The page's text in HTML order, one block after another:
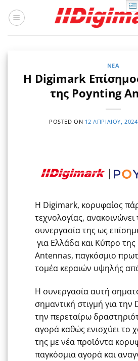
στο
ΝΈΑ
Η Digimark
της Poynting
POSTED ON 12 ΑΠΡΙΛΊΟΥ, 2024
Η Digimark, κορυφαίος
τεχνολογίας, ανακοινώνει
συνεργασία της ως
για Ελλάδα και Κύπρο της
Antennas, παγκόσμιο
τομέα κεραιών υψηλής
Η συνεργασία αυτή
σημαντική στιγμή για την
την περεταίρω
αγορά καθώς ενισχύει το
της με νέα προϊόντα
παγκόσμια αγορά και